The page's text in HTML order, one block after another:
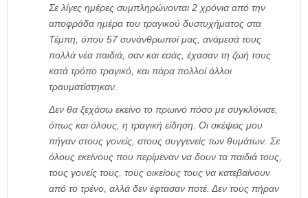
Σε λίγες ημέρες συμπληρώνονται 2 χρόνια από την
αποφράδα ημέρα του τραγικού δυστυχήματος στα
Τέμπη, όπου 57 συνάνθρωποί μας, ανάμεσά τους
πολλά νέα παιδιά, σαν και εσάς, έχασαν τη ζωή τους
κατά τρόπο τραγικό, και πάρα πολλοί άλλοι
τραυματίστηκαν.
Δεν θα ξεχάσω εκείνο το πρωινό πόσο με συγκλόνισε,
όπως και όλους, η τραγική είδηση. Οι σκέψεις μου
πήγαν στους γονείς, στους συγγενείς των θυμάτων. Σε
όλους εκείνους που περίμεναν να δουν τα παιδιά τους,
τους γονείς τους, τους οικείους τους να κατεβαίνουν
από το τρένο, αλλά δεν έφτασαν ποτέ. Δεν τους πήραν